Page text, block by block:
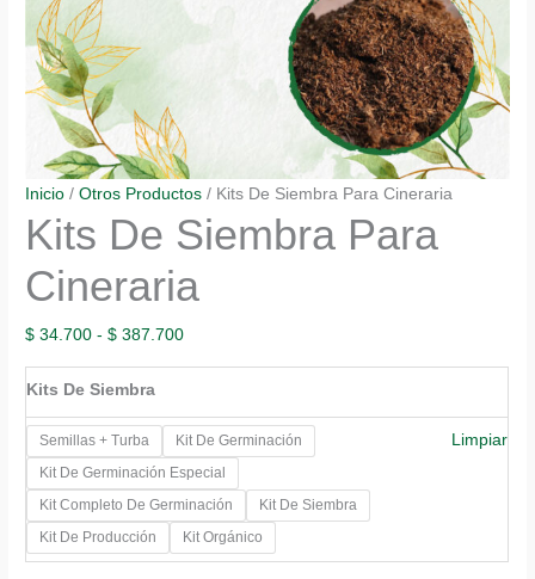
Inicio /Otros Productos / Kits De Siembra Para Cineraria
Kits De Siembra Para
Cineraria
$ 34.700 - $ 387.700Rango
de
desde
$ 34.700
hasta
$ 387.700
Kits De Siembra
Semillas + Turba
Kit De Germinación
Kit De Germinación Especial
Kit Completo De Germinación
Kit De Siembra
Kit De Producción
Kit Orgánico
Limpiar